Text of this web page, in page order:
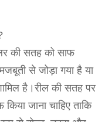
की सतह को साफ
से जोड़ा गया है या
है।रील की सतह पर
जाना चाहिए ताकि